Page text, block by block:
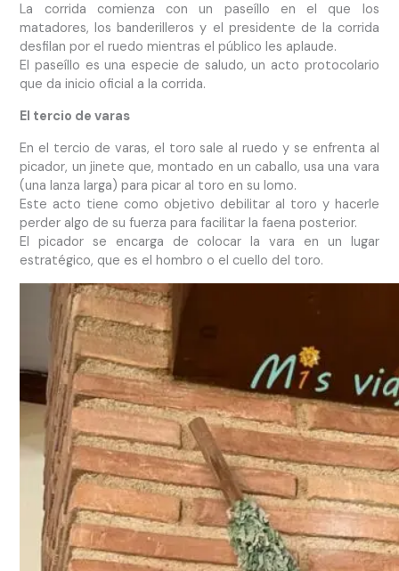
La corrida comienza con un paseíllo en el que los
matadores, los banderilleros y el presidente de la corrida
desfilan por el ruedo mientras el público les aplaude.
El paseíllo es una especie de saludo, un acto protocolario
que da inicio oficial a la corrida.
El tercio de varas
En el tercio de varas, el toro sale al ruedo y se enfrenta al
picador, un jinete que, montado en un caballo, usa una vara
(una lanza larga) para picar al toro en su lomo.
Este acto tiene como objetivo debilitar al toro y hacerle
perder algo de su fuerza para facilitar la faena posterior.
El picador se encarga de colocar la vara en un lugar
estratégico, que es el hombro o el cuello del toro.